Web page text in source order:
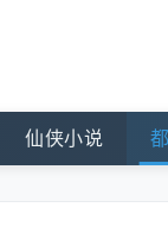
仙侠小说